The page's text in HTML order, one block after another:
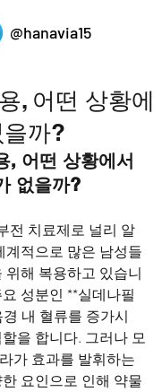
@hanavia15
, 어떤 상황에
까?
, 어떤 상황에서
없을까?
전 치료제로 널리 알
계적으로 많은 남성들
위해 복용하고 있습니
성분인 **실데나필
내 혈류를 증가시
을 합니다. 그러나 모
가 효과를 발휘하는
요인으로 인해 약물